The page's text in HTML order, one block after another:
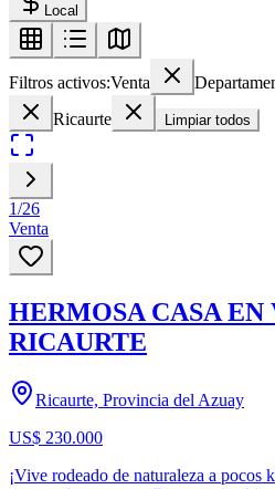
Local
Filtros activos:Venta
Ricaurte
Limpiar todos
1/26
Venta
HERMOSA CASA EN
RICAURTE
Ricaurte, Provincia del Azuay
US$ 230.000
¡Vive rodeado de naturaleza a pocos